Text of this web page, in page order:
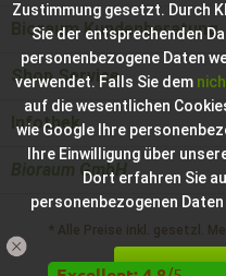
Bioraum Kundenberatung
Shop Service
Infothek
Bioraum GmbH
* Alle Preise inkl. gesetzl.
Hilfe / Support
Zustimmung gesetzt. Durch
Sie der entsprechenden
personenbezogene Daten
verwendet. Falls Sie dem
auf die wesentlichen
wie Google Ihre
Ihre Einwilligung über
Dort erfahren Sie
personenbezogenen
Einverstanden